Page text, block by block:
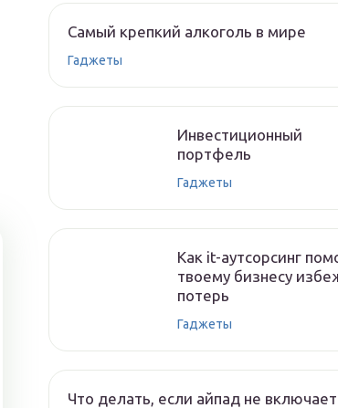
Самый крепкий алкоголь в мире
Гаджеты
Инвестиционный
портфель
Гаджеты
Как it-аутсорсинг
твоему бизнесу
потерь
Гаджеты
Что делать, если айпад не